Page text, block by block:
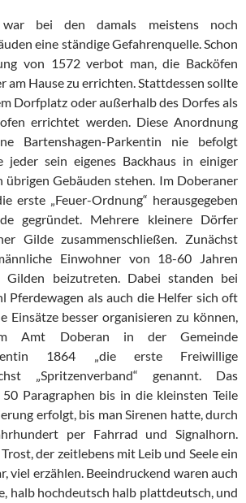
bei den damals meistens noch
eine ständige Gefahrenquelle. Schon
von 1572 verbot man, die Backöfen
am Hause zu errichten. Stattdessen sollte
Dorfplatz oder außerhalb des Dorfes als
errichtet werden. Diese Anordnung
Bartenshagen-Parkentin nie befolgt
jeder sein eigenes Backhaus in einiger
übrigen Gebäuden stehen. Im Doberaner
erste „Feuer-Ordnung“ herausgegeben
gegründet. Mehrere kleinere Dörfer
Gilde zusammenschließen. Zunächst
Einwohner von 18-60 Jahren
Gilden beizutreten. Dabei standen bei
Pferdewagen als auch die Helfer sich oft
Einsätze besser organisieren zu können,
Amt Doberan in der Gemeinde
1864 „die erste Freiwillige
„Spritzenverband“ genannt. Das
Paragraphen bis in die kleinsten Teile
erfolgt, bis man Sirenen hatte, durch
per Fahrrad und Signalhorn.
der zeitlebens mit Leib und Seele ein
viel erzählen. Beeindruckend waren auch
halb hochdeutsch halb plattdeutsch, und